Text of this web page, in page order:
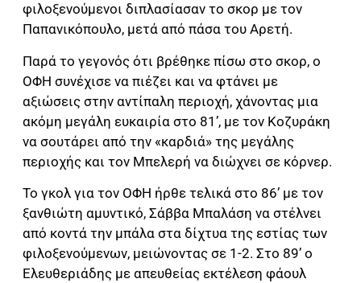
φιλοξενούμενοι διπλασίασαν το σκορ με τον
Παπανικόπουλο, μετά από πάσα του Αρετή.
Παρά το γεγονός ότι βρέθηκε πίσω στο σκορ, ο
ΟΦΗ συνέχισε να πιέζει και να φτάνει με
αξιώσεις στην αντίπαλη περιοχή, χάνοντας μια
ακόμη μεγάλη ευκαιρία στο 81’, με τον Κοζυράκη
να σουτάρει από την «καρδιά» της μεγάλης
περιοχής και τον Μπελερή να διώχνει σε κόρνερ.
Το γκολ για τον ΟΦΗ ήρθε τελικά στο 86’ με τον
ξανθιώτη αμυντικό, Σάββα Μπαλάση να στέλνει
από κοντά την μπάλα στα δίχτυα της εστίας των
φιλοξενούμενων, μειώνοντας σε 1-2. Στο 89’ ο
Ελευθεριάδης με απευθείας εκτέλεση φάουλ